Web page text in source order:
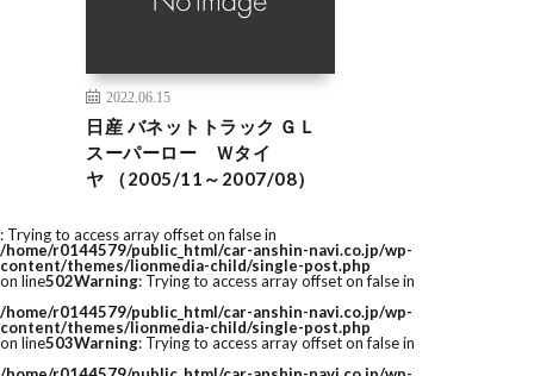
2022.06.15
日産 バネットトラック ＧＬ
スーパーロー Ｗタイ
ヤ （2005/11～2007/08）
: Trying to access array offset on false in
/home/r0144579/public_html/car-anshin-navi.co.jp/wp-
content/themes/lionmedia-child/single-post.php
on line502Warning: Trying to access array offset on false in
/home/r0144579/public_html/car-anshin-navi.co.jp/wp-
content/themes/lionmedia-child/single-post.php
on line503Warning: Trying to access array offset on false in